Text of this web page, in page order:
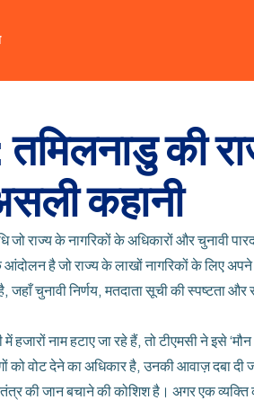
की
कहानी
राज्य के नागरिकों के अधिकारों और चुनावी
है जो राज्य के लाखों नागरिकों के लिए अपने
चुनावी निर्णय, मतदाता सूची की स्पष्टता और
में हजारों नाम हटाए जा रहे हैं, तो टीएमसी ने इसे
को वोट देने का अधिकार है, उनकी आवाज़ दबा दी
की जान बचाने की कोशिश है। अगर एक व्यक्ति